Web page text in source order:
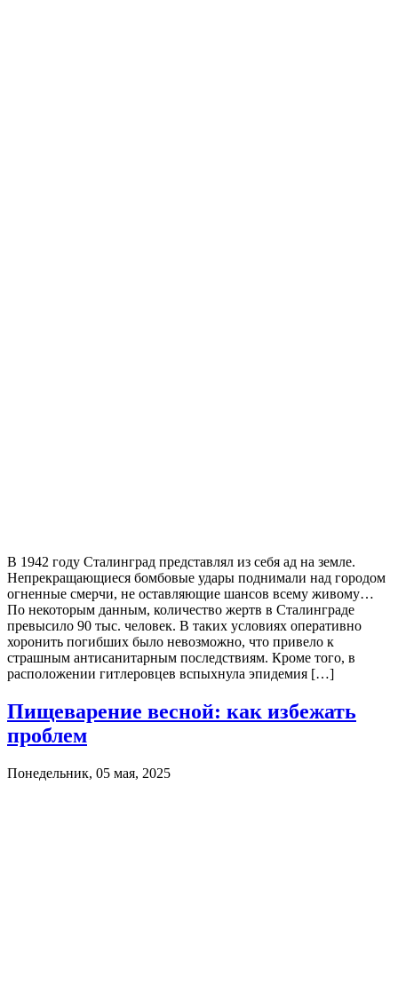
В 1942 году Сталинград представлял из себя ад на земле.
Непрекращающиеся бомбовые удары поднимали над городом
огненные смерчи, не оставляющие шансов всему живому…
По некоторым данным, количество жертв в Сталинграде
превысило 90 тыс. человек. В таких условиях оперативно
хоронить погибших было невозможно, что привело к
страшным антисанитарным последствиям. Кроме того, в
расположении гитлеровцев вспыхнула эпидемия […]
Пищеварение весной: как избежать
проблем
Понедельник, 05 мая, 2025